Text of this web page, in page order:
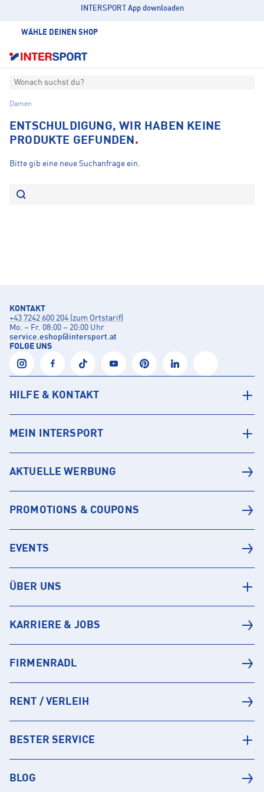
INTERSPORT App downloaden
WÄHLE DEINEN SHOP
Wonach suchst du?
Damen
ENTSCHULDIGUNG, WIR HABEN KEINE
PRODUKTE GEFUNDEN
Bitte gib eine neue Suchanfrage ein.
KONTAKT
+43 7242 600 204 (zum Ortstarif)
Mo. – Fr. 08:00 – 20:00 Uhr
service.eshop@intersport.at
FOLGE UNS
HILFE & KONTAKT
MEIN INTERSPORT
AKTUELLE WERBUNG
PROMOTIONS & COUPONS
EVENTS
ÜBER UNS
KARRIERE & JOBS
FIRMENRADL
RENT / VERLEIH
BESTER SERVICE
BLOG